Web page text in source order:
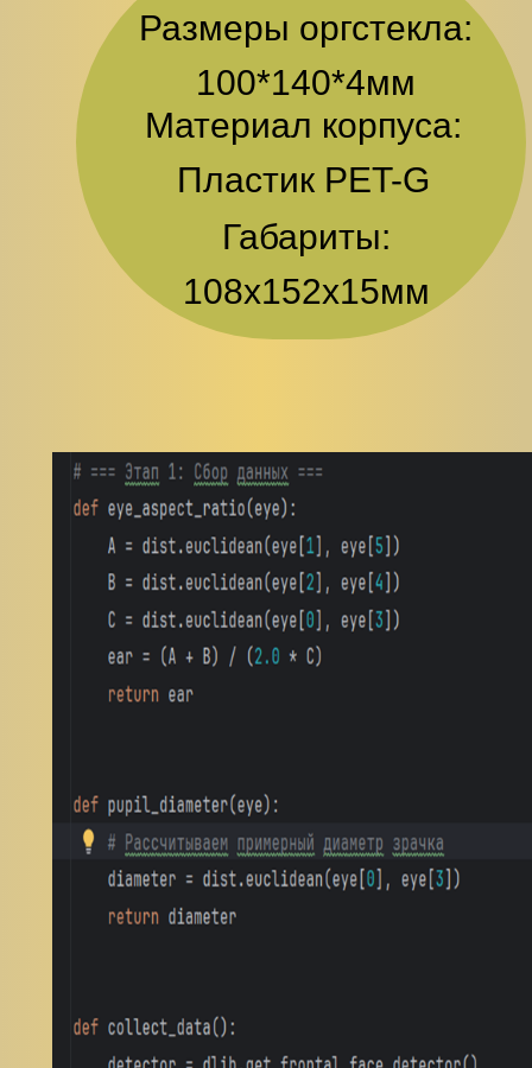
Габариты:
108х152х15мм
Материал корпуса:
Пластик PET-G
Размеры оргстекла:
100*140*4мм